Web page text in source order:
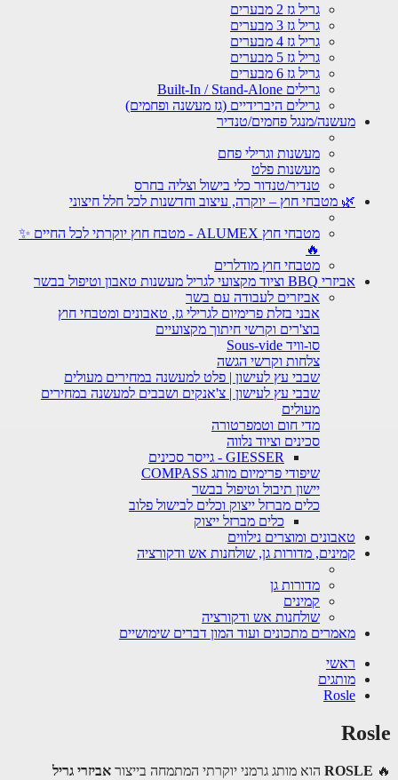
גריל גז 2 מבערים
גריל גז 3 מבערים
גריל גז 4 מבערים
גריל גז 5 מבערים
גריל גז 6 מבערים
גרילים Built-In / Stand-Alone
גרילים היברידיים (גז מעשנה ופחמים)
מעשנה/מנגל פחמים/טנדיר
מעשנות וגרילי פחם
מעשנות פלט
טנדיר/טנדור כלי בישול וצליה בחרס
🌿 מטבחי חוץ – יוקרה, עיצוב וחדשנות לכל חלל חיצוני
מטבחי חוץ ALUMEX - מטבח חוץ יוקרתי לכל החיים ✨
🔥
מטבחי חוץ מודלרים
אביזרי BBQ וציוד מקצועי לגריל מעשנות טאבון וטיפול בבשר
אביזרים לעבודה עם בשר
אבני בזלת פרימיום לגרילי גז, טאבונים ומטבחי חוץ
בוצ'רים וקרשי חיתוך מקצועיים
סו-וויד Sous-vide
צלחות וקרשי הגשה
שבבי עץ לעישון | פלט למעשנה במחירים מעולים
שבבי עץ לעישון | צ'אנקים ושבבים למעשנה במחירים
מעולים
מדי חום וטמפרטורה
סכינים וציוד נלווה
GIESSER - גייסר סכינים
שיפודי פרימיום מותג COMPASS
יישון תיבול וטיפול בבשר
כלים מברזל ייצוק וכלים לבישול פלוב
כלים מברזל ייצוק
טאבונים ומוצרים נילווים
קמינים, מדורות גן, שולחנות אש ודקורציה
מדורות גן
קמינים
שולחנות אש ודקורציה
מאמרים מתכונים ועוד המון דברים שימושיים
ראשי
מותגים
Rosle
Rosle
🔥
ROSLE הוא מותג גרמני יוקרתי המתמחה בייצור אביזרי גריל